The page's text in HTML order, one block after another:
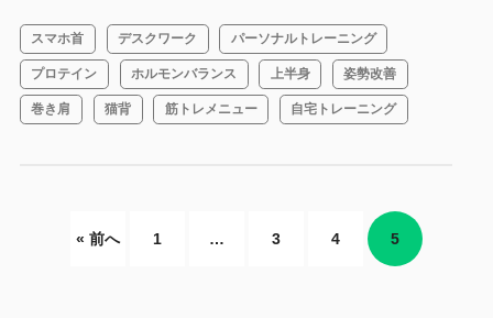
スマホ首 デスクワーク パーソナルトレーニング
プロテイン ホルモンバランス 上半身 姿勢改善
巻き肩 猫背 筋トレメニュー 自宅トレーニング
« 前へ 1 … 3 4 5